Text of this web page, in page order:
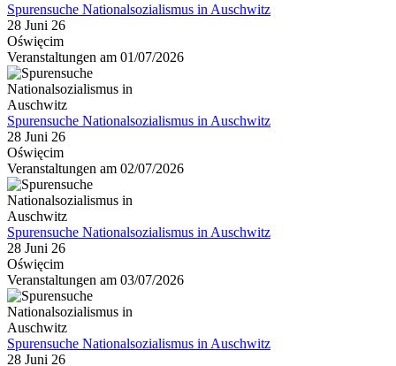
Spurensuche Nationalsozialismus in Auschwitz
28 Juni 26
Oświęcim
Veranstaltungen am 01/07/2026
Spurensuche Nationalsozialismus in Auschwitz
28 Juni 26
Oświęcim
Veranstaltungen am 02/07/2026
Spurensuche Nationalsozialismus in Auschwitz
28 Juni 26
Oświęcim
Veranstaltungen am 03/07/2026
Spurensuche Nationalsozialismus in Auschwitz
28 Juni 26